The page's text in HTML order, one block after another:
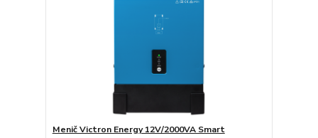
Menič Victron Energy 12V/2000VA Smart